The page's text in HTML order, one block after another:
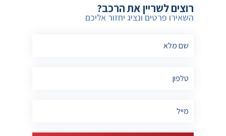
רוצים לשריין את הרכב?
השאירו פרטים ונציג יחזור אליכם